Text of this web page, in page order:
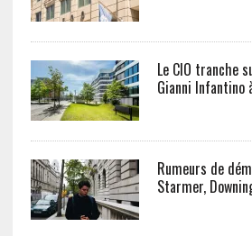
Le CIO tranche
Gianni Infantino
Rumeurs de
Starmer,